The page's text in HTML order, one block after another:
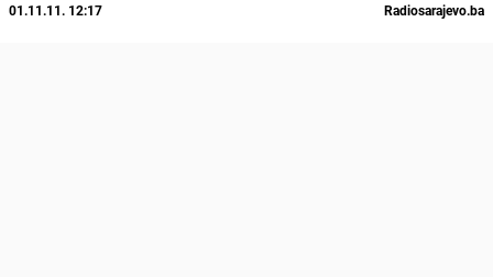
01.11.11. 12:17 Radiosarajevo.ba